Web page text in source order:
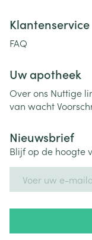
Klantenservice
FAQ
Uw apotheek
Over ons Nuttige
van wacht
Nieuwsbrief
Blijf op de hoogte